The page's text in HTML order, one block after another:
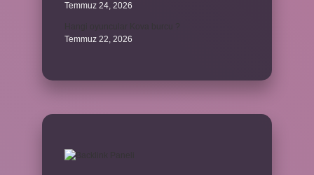
Temmuz 24, 2026
Temmuz 22, 2026